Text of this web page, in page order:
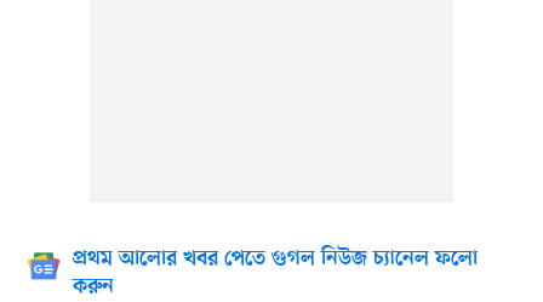
প্রথম আলোর খবর পেতে গুগল নিউজ চ্যানেল ফলো
করুন